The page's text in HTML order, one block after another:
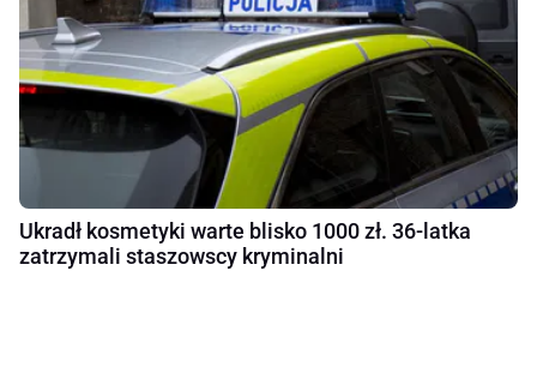
Ukradł kosmetyki warte blisko 1000 zł. 36-latka
zatrzymali staszowscy kryminalni